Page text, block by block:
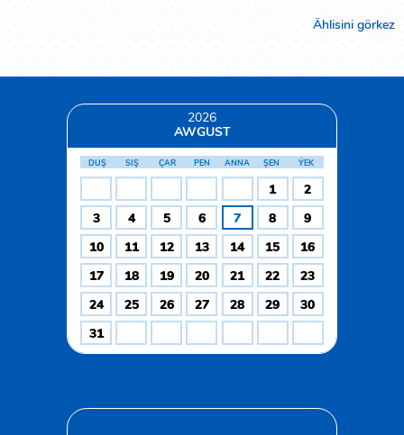
Ählisini görkez
2026
AWGUST
DUŞ SIŞ ÇAR PEN ANNA ŞEN ÝEK
1
2
3
4 5 6 7 8
9
10
11 12 13 14 15
16
17
18 19 20 21 22
23
24
25 26 27 28 29
30
31